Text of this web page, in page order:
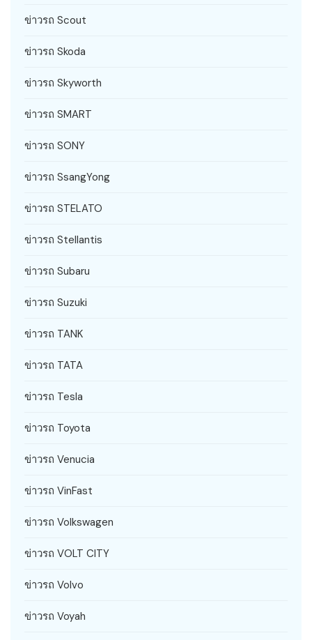
ข่าวรถ Scout
ข่าวรถ Skoda
ข่าวรถ Skyworth
ข่าวรถ SMART
ข่าวรถ SONY
ข่าวรถ SsangYong
ข่าวรถ STELATO
ข่าวรถ Stellantis
ข่าวรถ Subaru
ข่าวรถ Suzuki
ข่าวรถ TANK
ข่าวรถ TATA
ข่าวรถ Tesla
ข่าวรถ Toyota
ข่าวรถ Venucia
ข่าวรถ VinFast
ข่าวรถ Volkswagen
ข่าวรถ VOLT CITY
ข่าวรถ Volvo
ข่าวรถ Voyah